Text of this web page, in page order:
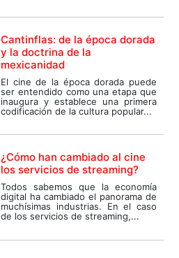
Cantinflas: de la época dorada
y la doctrina de la
mexicanidad
El cine de la época dorada puede
ser entendido como una etapa que
inaugura y establece una primera
codificación de la cultura popular...
¿Cómo han cambiado al cine
los servicios de streaming?
Todos sabemos que la economía
digital ha cambiado el panorama de
muchísimas industrias. En el caso
de los servicios de streaming,...